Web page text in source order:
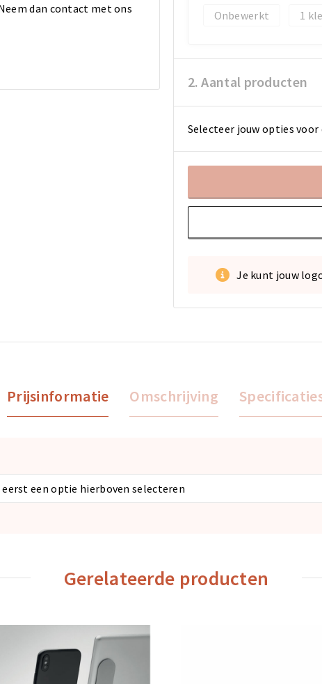
dan contact met ons
Onbewerkt
1
2. Aantal producten
Selecteer jouw opties voor
Je kunt jouw
Prijsinformatie Omschrijving
een optie hierboven selecteren
Gerelateerde producten